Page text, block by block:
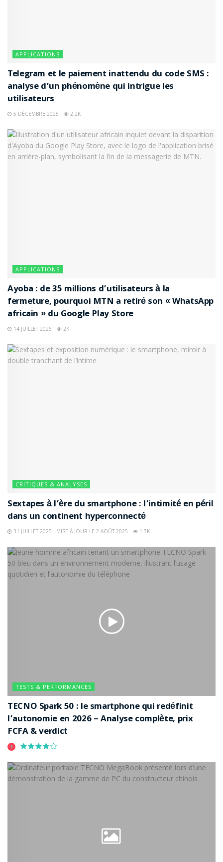
APPLICATIONS
Telegram et le paiement inattendu du code SMS :
analyse d’un phénomène qui intrigue les
utilisateurs
5 DÉCEMBRE 2025 2.2K
APPLICATIONS
Ayoba : de 35 millions d’utilisateurs à la
fermeture, pourquoi MTN a retiré son « WhatsApp
africain » du Google Play Store
14 JUILLET 2026 2K
CRITIQUES & ANALYSES
Sextapes à l’ère du smartphone : l’intimité en péril
dans un continent hyperconnecté
31 JUILLET 2025 - MISE À JOUR LE 2 AOÛT 2025 1.7K
TESTS & PERFORMANCES
TECNO Spark 50 : le smartphone qui redéfinit
l’autonomie en 2026 – Analyse complète, prix
FCFA & verdict